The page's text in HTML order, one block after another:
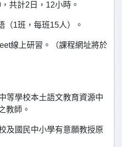
共計2日，12小時。
（1班，每班15人）。
線上研習。（課程網址將於
等學校本土語文教育資源中
教師。
及國民中小學有意願教授原